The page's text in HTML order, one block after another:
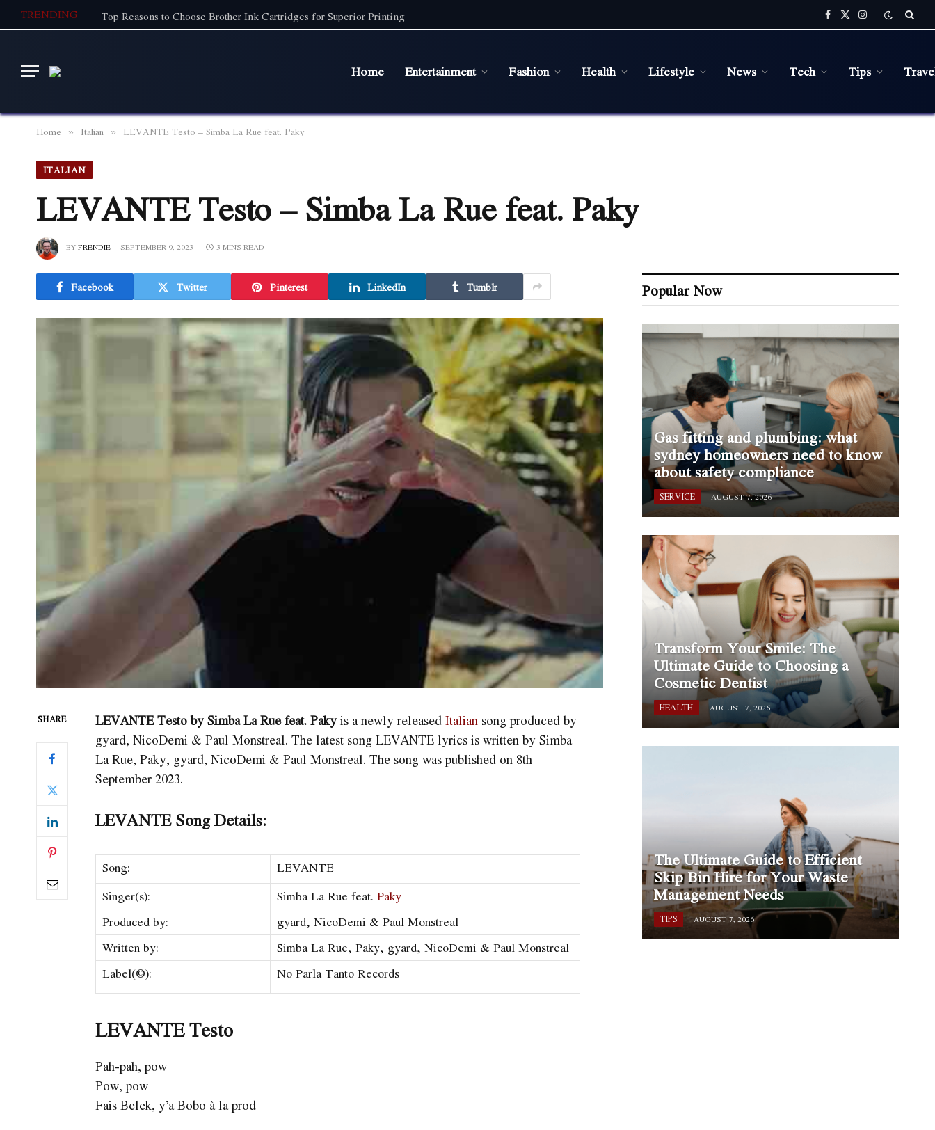
TRENDING Top Reasons to Choose Brother Ink Cartridges for Superior Printing Facebook
X
(Twitter)
Instagram
Home Entertainment Fashion Health Lifestyle News Tech Tips
Home » Italian » LEVANTE Testo – Simba La Rue feat. Paky
ITALIAN
LEVANTE Testo – Simba La Rue feat. Paky
BYFRENDIE SEPTEMBER 9, 2023 3 MINS READ
Facebook Twitter Pinterest LinkedIn Tumblr
SHARE LEVANTE Testo by Simba La Rue feat. Pakyis a newly releasedItaliansong produced by ​
gyard, NicoDemi & Paul Monstreal. The latest song LEVANTElyrics is written by Simba
La Rue, Paky, ​gyard, NicoDemi & Paul Monstreal. The song was published on 8th
September 2023.
LEVANTE Song Details:
Song:
LEVANTE
Singer(s):
Simba La Rue feat.Paky
Produced by:
​gyard, NicoDemi & Paul Monstreal
Written by:
Simba La Rue, Paky, ​gyard, NicoDemi & Paul Monstreal
Label(©):
No Parla Tanto Records
LEVANTE Testo
Pah-pah, pow
Pow, pow
Fais Belek, y’a Bobo à la prod
Popular Now
Gas fitting and plumbing: what
sydney homeowners need to know
about safety compliance
SERVICE AUGUST 7, 2026
Transform Your Smile: The
Ultimate Guide to Choosing a
Cosmetic Dentist
HEALTH AUGUST 7, 2026
The Ultimate Guide to Efficient
Skip Bin Hire for Your Waste
Management Needs
TIPS AUGUST 7, 2026